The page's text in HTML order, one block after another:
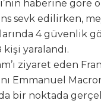
haberine göre
sevk edilirken,
4 güvenlik
yaralandı.
ziyaret eden
Emmanuel
bir noktada